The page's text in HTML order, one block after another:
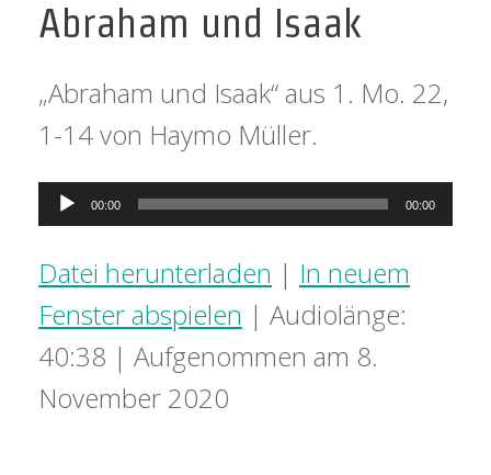
Abraham und Isaak
„Abraham und Isaak“ aus 1. Mo. 22,
1-14 von Haymo Müller.
Audio-
00:00 00:00
Datei herunterladen | In neuem
Fenster abspielen | Audiolänge:
40:38 | Aufgenommen am 8.
November 2020